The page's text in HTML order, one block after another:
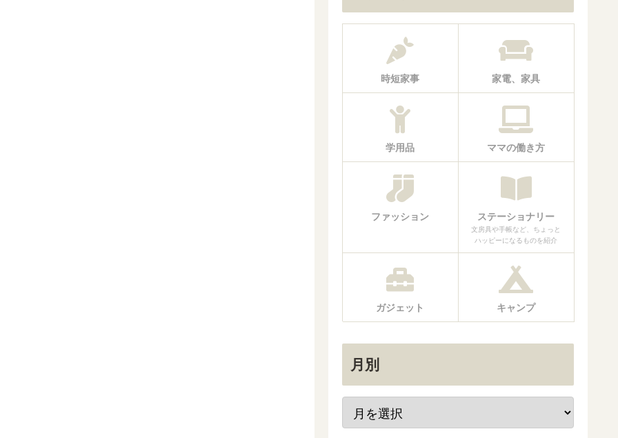
時短家事 家電、家具
学用品 ママの働き方
ファッション ステーショナリー
文房具や手帳など、ちょっと
ハッピーになるものを紹介
ガジェット キャンプ
月別